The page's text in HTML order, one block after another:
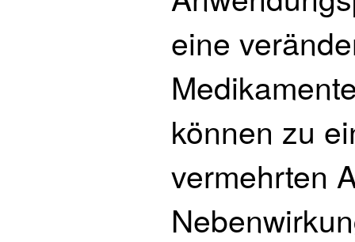
eine
können zu
vermehrten